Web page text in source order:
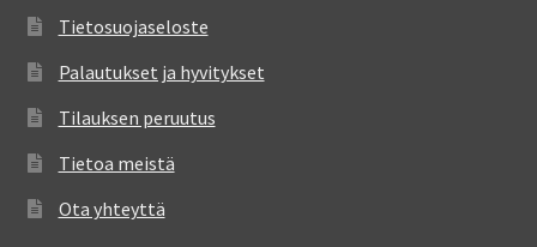
Tietosuojaseloste
Palautukset ja hyvitykset
Tilauksen peruutus
Tietoa meistä
Ota yhteyttä